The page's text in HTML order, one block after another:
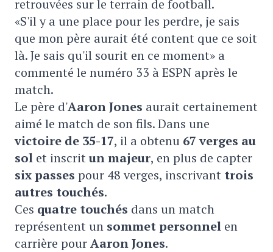
retrouvées sur le terrain de football.
«S'il y a une place pour les perdre, je sais
que mon père aurait été content que ce soit
là. Je sais qu'il sourit en ce moment» a
commenté le numéro 33 à ESPN après le
match.
Le père d'Aaron Jones aurait certainement
aimé le match de son fils. Dans une
victoire de 35-17, il a obtenu 67 verges au
sol et inscritun majeur, en plus de capter
six passes pour 48 verges, inscrivant trois
autres touchés.
Ces quatre touchés dans un match
représentent un sommet personnel en
carrière pourAaron Jones.